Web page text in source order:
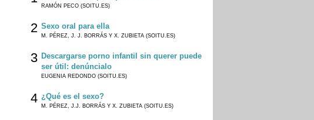
RAMÓN PECO (SOITU.ES)
2 Sexo oral para ella
M. PÉREZ, J. J. BORRÁS Y X. ZUBIETA (SOITU.ES)
3 Descargarse porno infantil sin querer puede
ser útil: denúncialo
EUGENIA REDONDO (SOITU.ES)
4 ¿Qué es el sexo?
M. PÉREZ, J.J. BORRÁS Y X. ZUBIETA (SOITU.ES)